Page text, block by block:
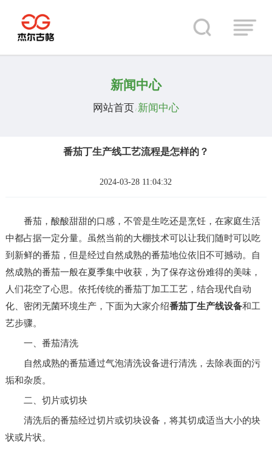
新闻中心
网站首页 / 新闻中心
番茄丁生产线工艺流程是怎样的？
2024-03-28 11:04:32
番茄，酸酸甜甜的口感，不管是生吃还是烹饪，在家庭生活
中都占据一定分量。虽然当前的大棚技术可以让我们随时可以吃
到新鲜的番茄，但是经过自然成熟的番茄地位依旧不可撼动。自
然成熟的番茄一般在夏季集中收获，为了保存这份难得的美味，
人们花空了心思。依托传统的番茄丁加工工艺，结合现代自动
化、密闭无菌环境生产，下面为大家介绍番茄丁生产线设备和工
艺步骤。
一、番茄清洗
自然成熟的番茄通过气泡清洗设备进行清洗，去除表面的污
垢和杂质。
二、切片或切块
清洗后的番茄经过切片或切块设备，将其切成适当大小的块
状或片状。